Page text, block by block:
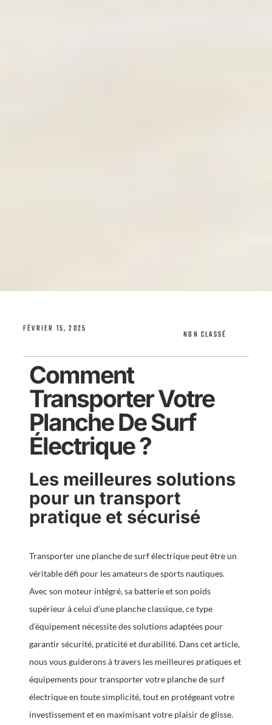
FÉVRIER 15, 2025 NON CLASSÉ
Comment
Transporter Votre
Planche De Surf
Électrique ?
Les meilleures solutions
pour un transport
pratique et sécurisé
Transporter une planche de surf électrique peut être un
véritable défi pour les amateurs de sports nautiques.
Avec son moteur intégré, sa batterie et son poids
supérieur à celui d’une planche classique, ce type
d’équipement nécessite des solutions adaptées pour
garantir sécurité, praticité et durabilité. Dans cet article,
nous vous guiderons à travers les meilleures pratiques et
équipements pour transporter votre planche de surf
électrique en toute simplicité, tout en protégeant votre
investissement et en maximisant votre plaisir de glisse.